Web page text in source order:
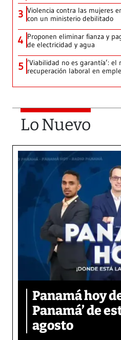
3 Violencia contra las mujeres
con un ministerio debilitado
4 Proponen eliminar fianza y
de electricidad y agua
5 ‘Viabilidad no es garantía’:
recuperación laboral en
Lo Nuevo
Panamá hoy
Panamá’ de
agosto